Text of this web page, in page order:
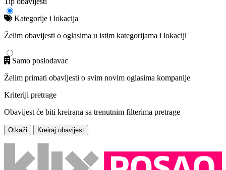
Kategorije i lokacija
Želim obavijesti o oglasima u istim kategorijama i lokaciji
Samo poslodavac
Želim primati obavijesti o svim novim oglasima kompanije
Kriteriji pretrage
Obavijest će biti kreirana sa trenutnim filterima pretrage
Otkaži Kreiraj obavijest